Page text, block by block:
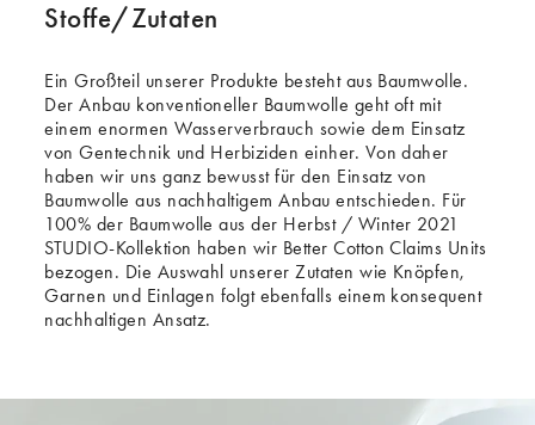
Stoffe/Zutaten
Ein Großteil unserer Produkte besteht aus Baumwolle.
Der Anbau konventioneller Baumwolle geht oft mit
einem enormen Wasserverbrauch sowie dem Einsatz
von Gentechnik und Herbiziden einher. Von daher
haben wir uns ganz bewusst für den Einsatz von
Baumwolle aus nachhaltigem Anbau entschieden. Für
100% der Baumwolle aus der Herbst / Winter 2021
STUDIO-Kollektion haben wir Better Cotton Claims Units
bezogen. Die Auswahl unserer Zutaten wie Knöpfen,
Garnen und Einlagen folgt ebenfalls einem konsequent
nachhaltigen Ansatz.